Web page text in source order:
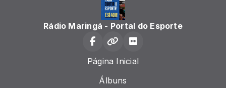
Rádio Maringá - Portal do Esporte
Página Inicial
Álbuns